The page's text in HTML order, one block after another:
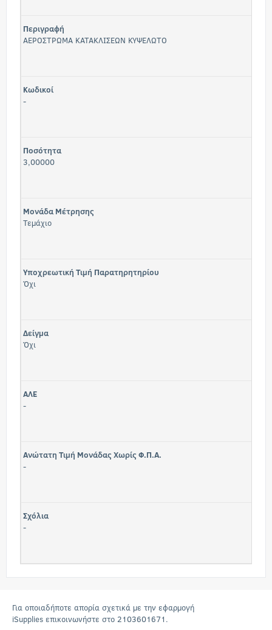
Περιγραφή
ΑΕΡΟΣΤΡΩΜΑ ΚΑΤΑΚΛΙΣΕΩΝ ΚΥΨΕΛΩΤΟ
Κωδικοί
-
Ποσότητα
3,00000
Μονάδα Μέτρησης
Τεμάχιο
Υποχρεωτική Τιμή Παρατηρητηρίου
Όχι
Δείγμα
Όχι
ΑΛΕ
-
Ανώτατη Τιμή Μονάδας Χωρίς Φ.Π.Α.
-
Σχόλια
-
Για οποιαδήποτε απορία σχετικά με την εφαρμογή
iSupplies επικοινωνήστε στο 2103601671.